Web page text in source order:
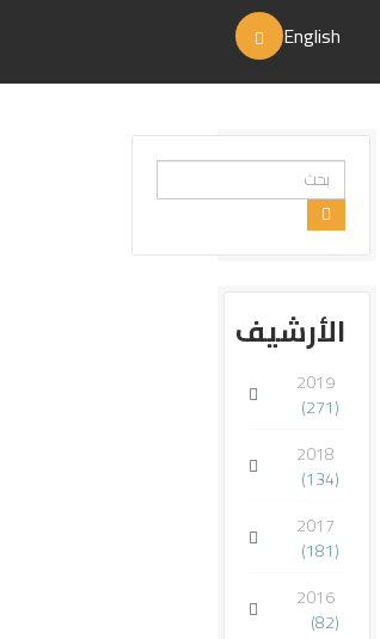
English
البحث...
الأرشيف
2019
(271)
2018
(134)
2017
(181)
2016
(82)